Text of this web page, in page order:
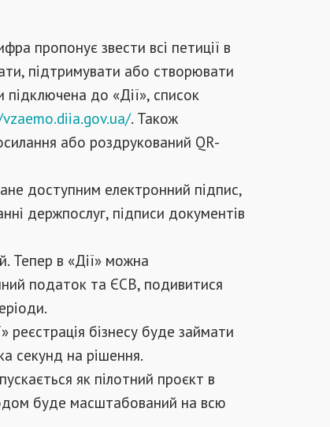
пропонує звести всі петиції в
підтримувати або створювати
до «Дії», список
. Також
або роздрукований QR-
доступним електронний підпис,
держпослуг, підписи документів
Тепер в «Дії» можна
податок та ЄСВ, подивитися
бізнесу буде займати
секунд на рішення.
як пілотний проєкт в
буде масштабований на всю